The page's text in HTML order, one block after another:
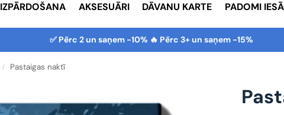
IZPĀRDOŠANA AKSESUĀRI DĀVANU KARTE PADOMI
✅ Pērc 2 un saņem -10% 🔥 Pērc 3+ un saņem -15%
/ Pastaigas naktī